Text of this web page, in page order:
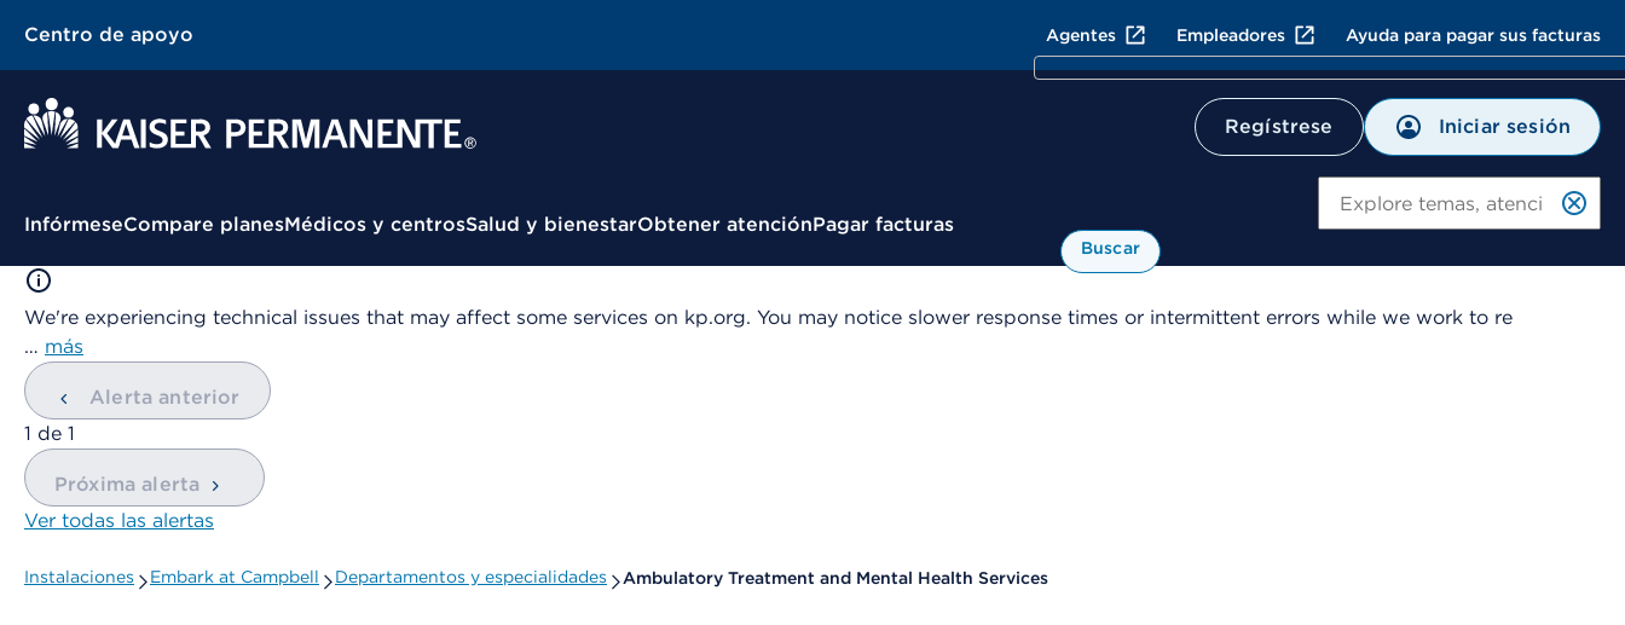
Centro de apoyo Agentes Empleadores Ayuda para pagar sus facturas
Regístrese Iniciar sesión
Menú contextual
InfórmeseCompare planesMédicos y centrosSalud y bienestarObtener atenciónPagar facturas
Buscar
We're experiencing technical issues that may affect some services on kp.org. You may notice slower response times or intermittent errors while we work to re
… más
Alerta anterior
mostrando
1 de 1
Próxima alerta
Ver todas las alertas
Instalaciones Embark at Campbell Departamentos y especialidades Ambulatory Treatment and Mental Health Services